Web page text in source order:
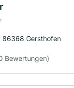
86368 Gersthofen
Bewertungen)